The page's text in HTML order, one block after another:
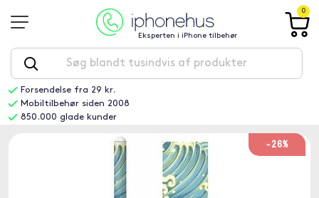
Eksperten i iPhone tilbehør
0
Forsendelse fra 29 kr.
Mobiltilbehør siden 2008
850.000 glade kunder
-26%